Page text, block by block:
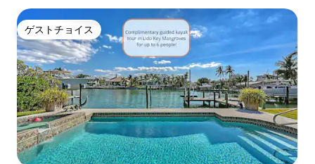
ゲストチョイス
ゲストチョイス